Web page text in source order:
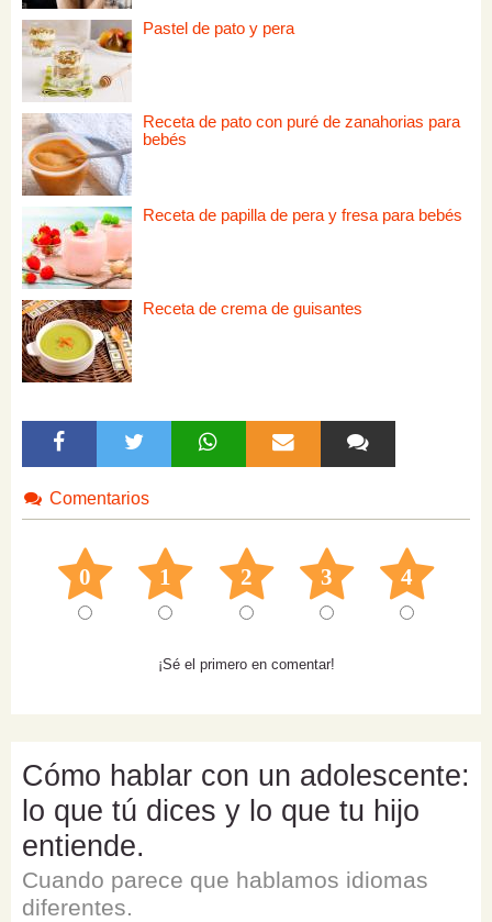
Pastel de pato y pera
Receta de pato con puré de zanahorias para
bebés
Receta de papilla de pera y fresa para bebés
Receta de crema de guisantes
Comentarios
0 1 2 3 4
¡Sé el primero en comentar!
Cómo hablar con un adolescente:
lo que tú dices y lo que tu hijo
entiende.
Cuando parece que hablamos idiomas
diferentes.